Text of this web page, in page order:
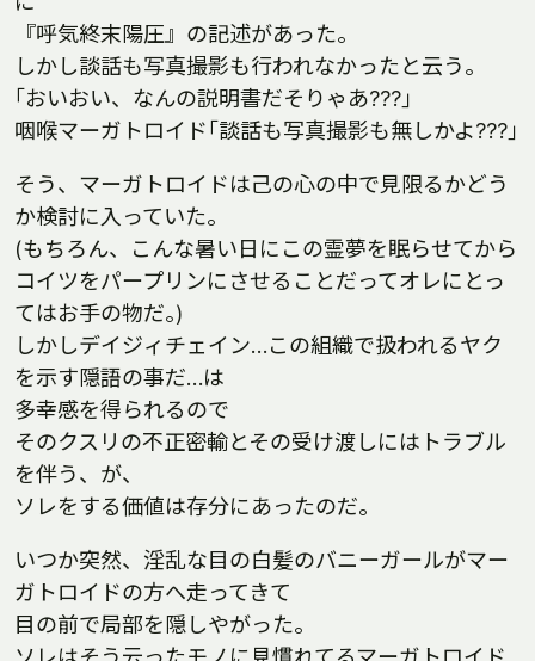
『呼気終末陽圧』の記述があった｡
しかし談話も写真撮影も行われなかったと云う｡
｢おいおい、なんの説明書だそりゃあ???｣
咽喉マーガトロイド｢談話も写真撮影も無しかよ???｣
そう、マーガトロイドは己の心の中で見限るかどう
か検討に入っていた｡
(もちろん、こんな暑い日にこの霊夢を眠らせてから
コイツをパープリンにさせることだってオレにとっ
てはお手の物だ｡)
しかしデイジィチェイン…この組織で扱われるヤク
を示す隠語の事だ…は
多幸感を得られるので
そのクスリの不正密輸とその受け渡しにはトラブル
を伴う、が、
ソレをする価値は存分にあったのだ｡
いつか突然、淫乱な目の白髪のバニーガールがマー
ガトロイドの方へ走ってきて
目の前で局部を隠しやがった｡